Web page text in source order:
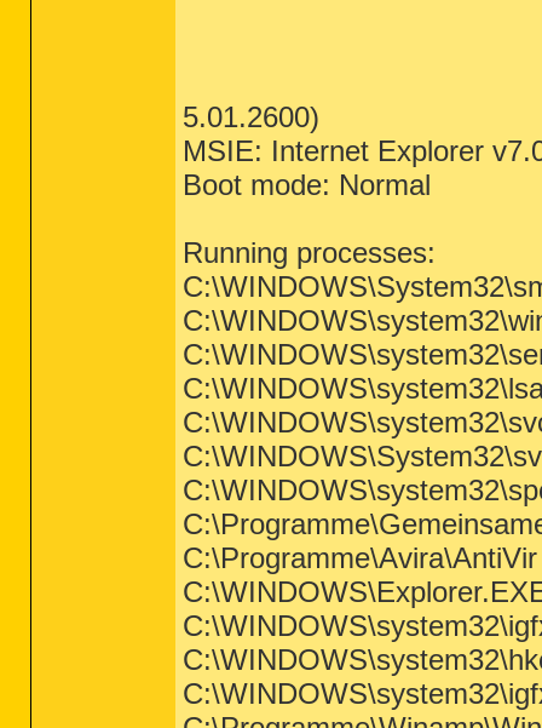
5.01.2600)
MSIE: Internet Explorer
Boot mode: Normal
Running processes: